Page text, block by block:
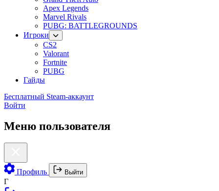
Apex Legends
Marvel Rivals
PUBG: BATTLEGROUNDS
Игроки
CS2
Valorant
Fortnite
PUBG
Гайды
Бесплатный Steam-аккаунт
Войти
Меню пользователя
Профиль Выйти
Г